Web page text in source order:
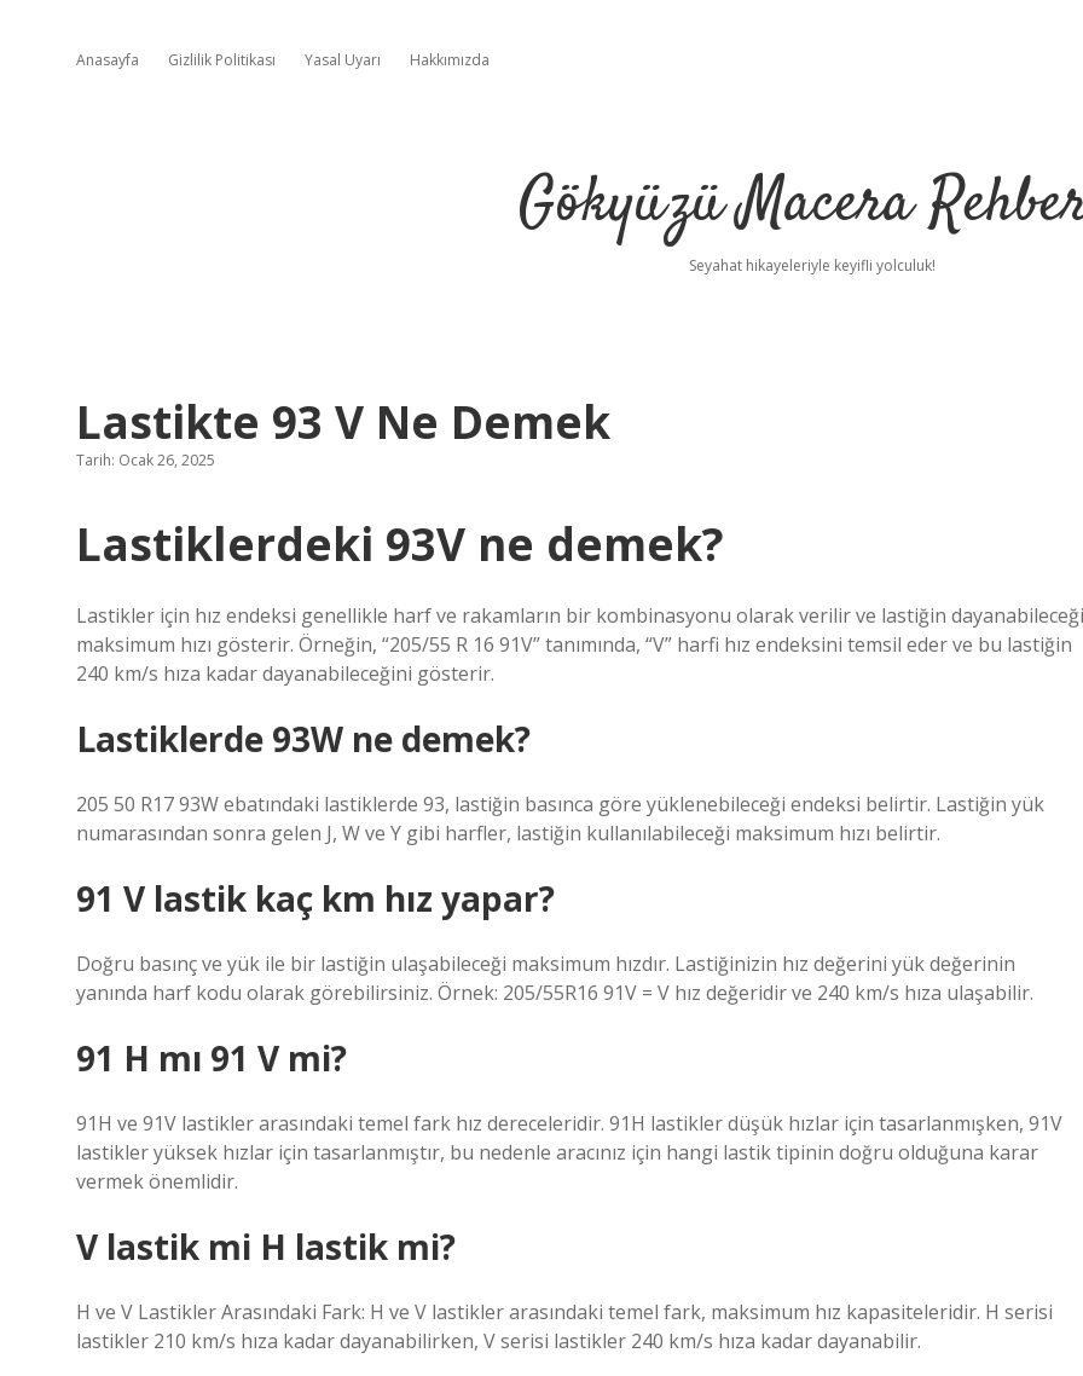
Anasayfa Gizlilik Politikası Yasal Uyarı Hakkımızda
Gökyüzü Macera
Seyahat hikayeleriyle keyifli yolculuk!
Lastikte 93 V Ne Demek
Tarih: Ocak 26, 2025
Lastiklerdeki 93V ne demek?
Lastikler için hız endeksi genellikle harf ve rakamların bir kombinasyonu olarak verilir ve lastiğin dayanabileceği
maksimum hızı gösterir. Örneğin, “205/55 R 16 91V” tanımında, “V” harfi hız endeksini temsil eder ve bu lastiğin
240 km/s hıza kadar dayanabileceğini gösterir.
Lastiklerde 93W ne demek?
205 50 R17 93W ebatındaki lastiklerde 93, lastiğin basınca göre yüklenebileceği endeksi belirtir. Lastiğin yük
numarasından sonra gelen J, W ve Y gibi harfler, lastiğin kullanılabileceği maksimum hızı belirtir.
91 V lastik kaç km hız yapar?
Doğru basınç ve yük ile bir lastiğin ulaşabileceği maksimum hızdır. Lastiğinizin hız değerini yük değerinin
yanında harf kodu olarak görebilirsiniz. Örnek: 205/55R16 91V = V hız değeridir ve 240 km/s hıza ulaşabilir.
91 H mı 91 V mi?
91H ve 91V lastikler arasındaki temel fark hız dereceleridir. 91H lastikler düşük hızlar için tasarlanmışken, 91V
lastikler yüksek hızlar için tasarlanmıştır, bu nedenle aracınız için hangi lastik tipinin doğru olduğuna karar
vermek önemlidir.
V lastik mi H lastik mi?
H ve V Lastikler Arasındaki Fark: H ve V lastikler arasındaki temel fark, maksimum hız kapasiteleridir. H serisi
lastikler 210 km/s hıza kadar dayanabilirken, V serisi lastikler 240 km/s hıza kadar dayanabilir.